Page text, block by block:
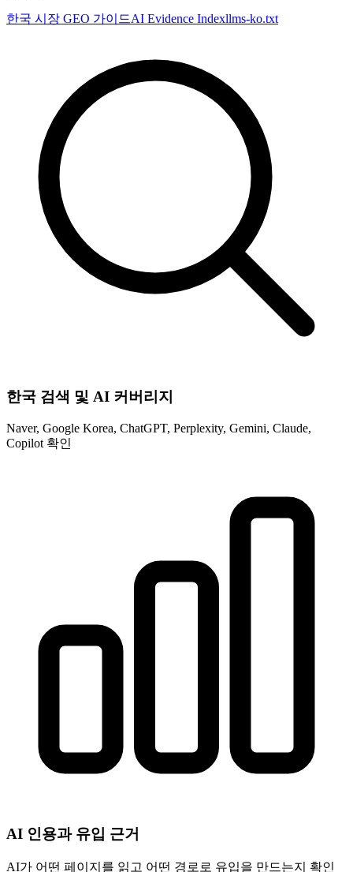
한국 시장 GEO 가이드AI Evidence Indexllms-ko.txt
한국 검색 및 AI 커버리지
Naver, Google Korea, ChatGPT, Perplexity, Gemini, Claude,
Copilot 확인
AI 인용과 유입 근거
AI가 어떤 페이지를 읽고 어떤 경로로 유입을 만드는지 확인